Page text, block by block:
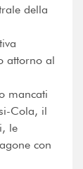
della
attorno al
mancati
Cola, il
le
con